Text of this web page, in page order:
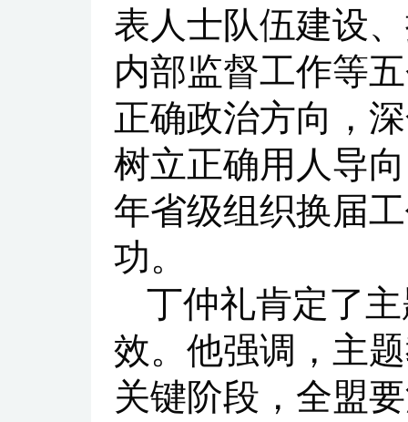
表人士队伍建设
内部监督工作等
正确政治方向，
树立正确用人导
年省级组织换届
功。
丁仲礼肯定了
效。他强调，主
关键阶段，全盟